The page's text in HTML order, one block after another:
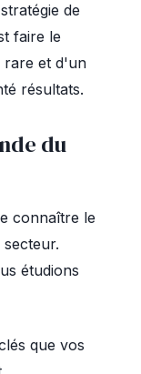
de
faire le
rare et d'un
résultats.
du
connaître le
étudions
que vos